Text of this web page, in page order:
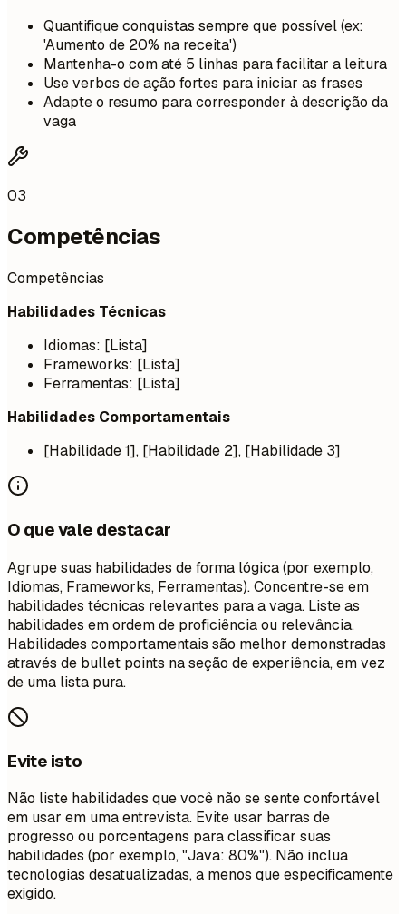
Quantifique conquistas sempre que possível (ex:
'Aumento de 20% na receita')
Mantenha-o com até 5 linhas para facilitar a leitura
Use verbos de ação fortes para iniciar as frases
Adapte o resumo para corresponder à descrição da
vaga
03
Competências
Competências
Habilidades Técnicas
Idiomas: [Lista]
Frameworks: [Lista]
Ferramentas: [Lista]
Habilidades Comportamentais
[Habilidade 1], [Habilidade 2], [Habilidade 3]
O que vale destacar
Agrupe suas habilidades de forma lógica (por exemplo,
Idiomas, Frameworks, Ferramentas). Concentre-se em
habilidades técnicas relevantes para a vaga. Liste as
habilidades em ordem de proficiência ou relevância.
Habilidades comportamentais são melhor demonstradas
através de bullet points na seção de experiência, em vez
de uma lista pura.
Evite isto
Não liste habilidades que você não se sente confortável
em usar em uma entrevista. Evite usar barras de
progresso ou porcentagens para classificar suas
habilidades (por exemplo, "Java: 80%"). Não inclua
tecnologias desatualizadas, a menos que especificamente
exigido.